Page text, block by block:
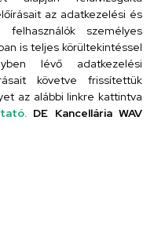
az adatkezelési és
személyes
is teljes körültekintéssel
lévő adatkezelési
követve frissítettük
az alábbi linkre kattintva
DE Kancellária WAV